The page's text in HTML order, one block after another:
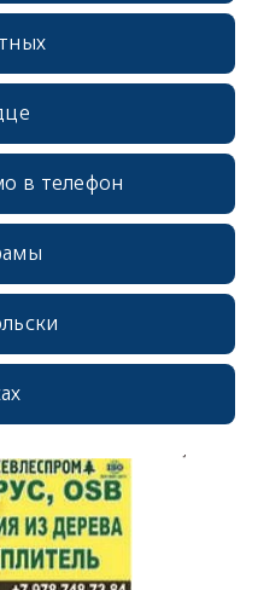
в телефон
erid: 2SDnjcrDNw6